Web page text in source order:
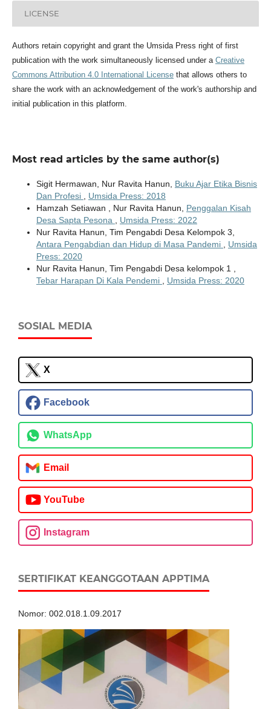
LICENSE
Authors retain copyright and grant the Umsida Press right of first
publication with the work simultaneously licensed under a Creative
Commons Attribution 4.0 International Licensethat allows others to
share the work with an acknowledgement of the work's authorship and
initial publication in this platform.
Most read articles by the same author(s)
Sigit Hermawan, Nur Ravita Hanun, Buku Ajar Etika Bisnis
Dan Profesi
Umsida Press: 2018
Hamzah Setiawan , Nur Ravita Hanun, Penggalan Kisah
Desa Sapta Pesona
Umsida Press: 2022
Nur Ravita Hanun, Tim Pengabdi Desa Kelompok 3,
Antara Pengabdian dan Hidup di Masa Pandemi
Umsida
Press: 2020
Nur Ravita Hanun, Tim Pengabdi Desa kelompok 1 ,
Tebar Harapan Di Kala Pendemi
Umsida Press: 2020
SOSIAL MEDIA
X
Facebook
WhatsApp
Email
YouTube
Instagram
SERTIFIKAT KEANGGOTAAN APPTIMA
Nomor: 002.018.1.09.2017